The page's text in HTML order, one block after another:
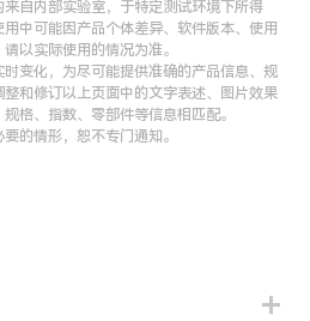
自内部实验室，于特定测试环境下所得
用中可能因产品个体差异、软件版本、使用
以实际使用的情况为准。
变化，为尽可能提供准确的产品信息、规
和修订以上页面中的文字表述、图片效果
格、指数、零部件等信息相匹配。
的情形，恕不专门通知。